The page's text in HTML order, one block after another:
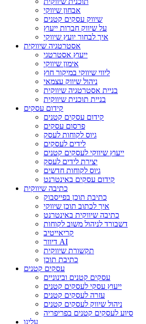
אבחון שיווקי
שיווק עסקים קטנים
על שיווק חברות ייעוץ
איך לבחור יועץ שיווקי
אסטרטגיה שיווקית
ייעוץ אסטרטגי
אימון שיווקי
ליווי שיווקי במיקור חוץ
ניהול שיווק עצמאי
בניית אסטרטגיה שיווקית
בניית תוכנית שיווקית
קידום עסקים
קידום עסקים קטנים
פרסום עסקים
גיוס לקוחות לעסק
לידים לעסקים
ייעוץ שיווקי לעסקים קטנים
יצירת לידים לעסק
גיוס לקוחות חדשים
קידום עסקים באינטרנט
כתיבה שיווקית
כתיבת תוכן בפייסבוק
איך לכתוב תוכן שיווקי
כתיבה שיווקית באינטרנט
דשבורד לניהול משוב לקוחות
קריאייטיב
דיוור AI
תקשורת שיווקית
כתיבת תוכן
עסקים קטנים
עסקים קטנים ובינוניים
ייעוץ עסקי לעסקים קטנים
עזרה לעסקים קטנים
ניהול שיווק לעסקים קטנים
סיוע לעסקים קטנים בפריפריה
עלינו